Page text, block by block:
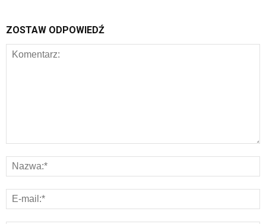
ZOSTAW ODPOWIEDŹ